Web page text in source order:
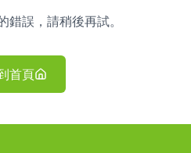
錯誤，請稍後再試。
首頁